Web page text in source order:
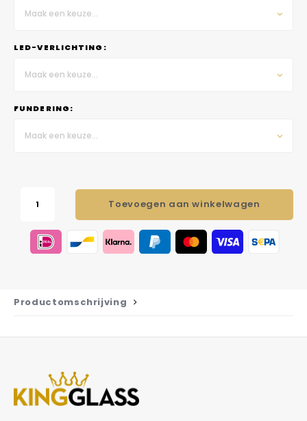
Maak een keuze...
LED-VERLICHTING:
Maak een keuze...
FUNDERING:
Maak een keuze...
Toevoegen aan winkelwagen
Productomschrijving